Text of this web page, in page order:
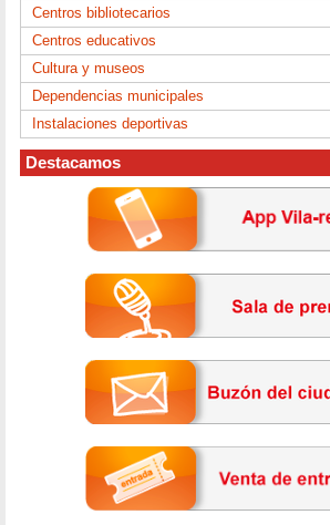
Centros bibliotecarios
Centros educativos
Cultura y museos
Dependencias municipales
Instalaciones deportivas
Destacamos